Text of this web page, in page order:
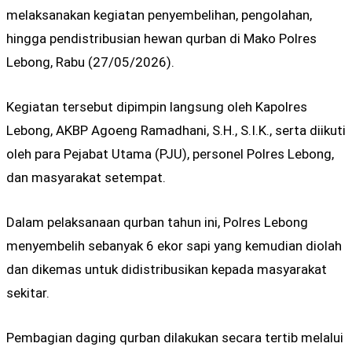
melaksanakan kegiatan penyembelihan, pengolahan,
hingga pendistribusian hewan qurban di Mako Polres
Lebong, Rabu (27/05/2026).
Kegiatan tersebut dipimpin langsung oleh Kapolres
Lebong, AKBP Agoeng Ramadhani, S.H., S.I.K., serta diikuti
oleh para Pejabat Utama (PJU), personel Polres Lebong,
dan masyarakat setempat.
Dalam pelaksanaan qurban tahun ini, Polres Lebong
menyembelih sebanyak 6 ekor sapi yang kemudian diolah
dan dikemas untuk didistribusikan kepada masyarakat
sekitar.
Pembagian daging qurban dilakukan secara tertib melalui